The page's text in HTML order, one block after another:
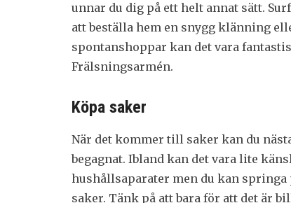
unnar du dig på ett helt annat sätt.
att beställa hem en snygg klänning
spontanshoppar kan det vara
Frälsningsarmén.
Köpa saker
När det kommer till saker kan du
begagnat. Ibland kan det vara lite
hushållsaparater men du kan
saker. Tänk på att bara för att det är